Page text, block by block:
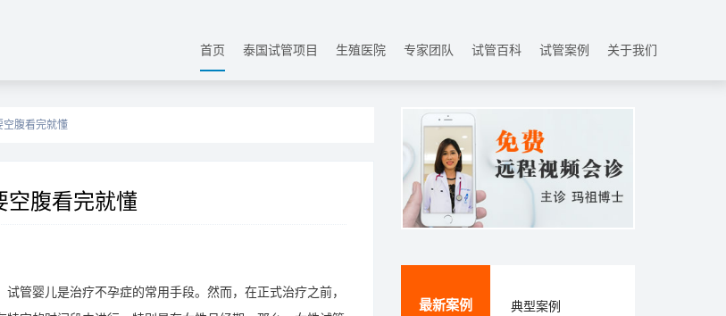
首页 泰国试管项目 生殖医院 专家团队 试管百科 试管案例 关于我们
空腹看完就懂
空腹看完就懂
管婴儿是治疗不孕症的常用手段。然而，在正式治疗之前，
最新案例 典型案例